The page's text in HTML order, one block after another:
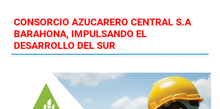
CONSORCIO AZUCARERO CENTRAL S.A
BARAHONA, IMPULSANDO EL
DESARROLLO DEL SUR